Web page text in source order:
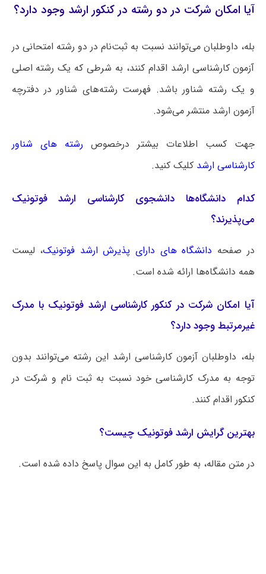
آیا امکان شرکت در دو رشته در کنکور ارشد وجود دارد؟
بله، داوطلبان می‌توانند نسبت به ثبت‌نام در دو رشته امتحانی در
آزمون کارشناسی ارشد اقدام کنند، به شرطی که یک رشته اصلی
و یک رشته شناور باشد. فهرست رشته‌های شناور در دفترچه
آزمون ارشد منتشر می‌شود.
جهت کسب اطلاعات بیشتر درخصوص رشته های شناور
کارشناسی ارشد کلیک کنید.
کدام دانشگاه‌ها دانشجوی کارشناسی ارشد فوتونیک
می‌پذیرند؟
در صفحه دانشگاه های دارای پذیرش ارشد فوتونیک، لیست
همه دانشگاه‌ها ارائه شده است.
آیا امکان شرکت در کنکور کارشناسی ارشد فوتونیک با مدرک
غیرمرتبط وجود دارد؟
بله، داوطلبان آزمون کارشناسی ارشد این رشته می‌توانند بدون
توجه به مدرک کارشناسی خود نسبت به ثبت نام و شرکت در
کنکور اقدام کنند.
بهترین گرایش ارشد فوتونیک چیست؟
در متن مقاله، به طور کامل به این سوال پاسخ داده شده است.